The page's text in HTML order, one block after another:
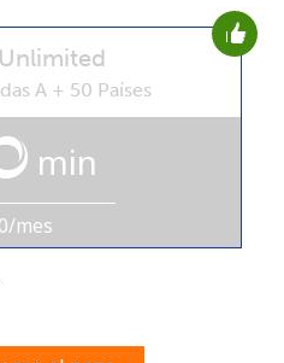
A + 50 Países
min
mes